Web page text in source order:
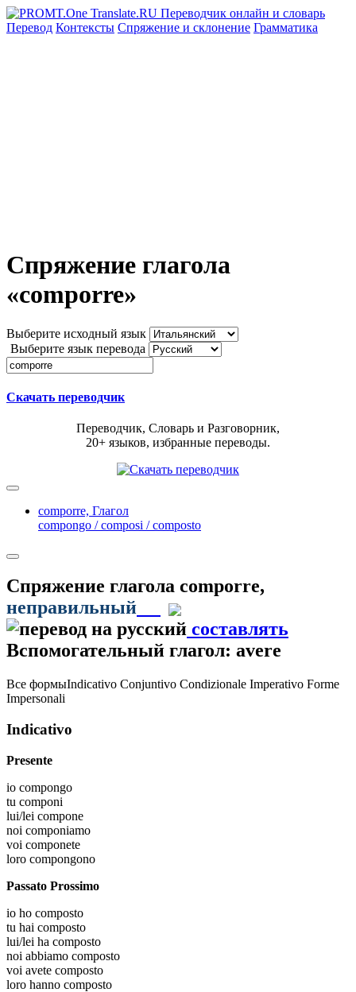
Перевод Контексты Спряжение и склонение Грамматика
Спряжение глагола
«comporre»
Выберите исходный язык
Выберите язык перевода
Скачать переводчик
Переводчик, Словарь и Разговорник,
20+ языков, избранные переводы.
comporre, Глагол
compongo / composi / composto
Спряжение глагола comporre,
неправильный
составлять
Вспомогательный глагол: avere
Все формыIndicativo Conjuntivo Condizionale Imperativo Forme
Impersonali
Indicativo
Presente
io compongo
tu componi
lui/lei compone
noi componiamo
voi componete
loro compongono
Passato Prossimo
io ho composto
tu hai composto
lui/lei ha composto
noi abbiamo composto
voi avete composto
loro hanno composto